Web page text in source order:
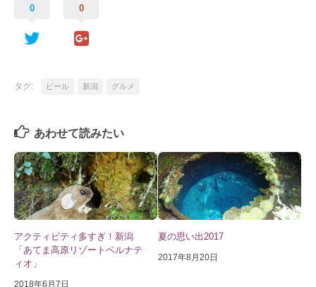
0 0
タグ: ビール 新潟 グルメ
あわせて読みたい
アクティビティ多すぎ！新潟
「あてま高原リゾートベルナテ
ィオ」
2018年6月7日
夏の思い出2017
2017年8月20日